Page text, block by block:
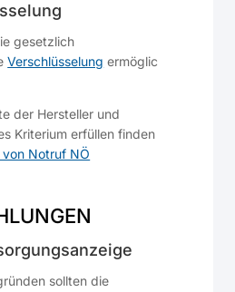
gesetzlich
Verschlüsselung ermöglic
der Hersteller und
Kriterium erfüllen finden
Notruf NÖ
sollten die